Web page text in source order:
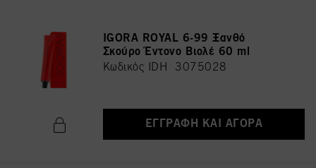
IGORA ROYAL 6-99 Ξανθό
Σκούρο Έντονο Βιολέ 60 ml
Κωδικός IDH 3075028
ΕΓΓΡΑΦΉ ΚΑΙ ΑΓΟΡΆ